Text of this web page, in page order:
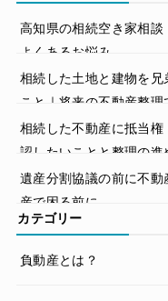
高知県の相続空き家相談
よくあるお悩み
相続した土地と建物を兄
こと｜将来の不動産整理
相続した不動産に抵当権
認したいことと整理の進
遺産分割協議の前に不動
産で困る前に
カテゴリー
負動産とは？